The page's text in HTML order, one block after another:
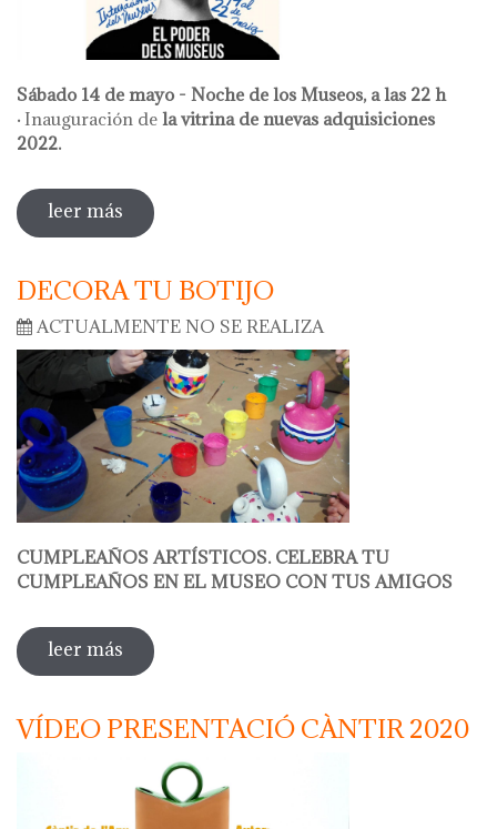
Sábado 14 de mayo - Noche de los Museos, a las 22 h
· Inauguración de la vitrina de nuevas adquisiciones
2022.
leer más sobre actividades entorno al dia
internacional de los museos 2022
DECORA TU BOTIJO
ACTUALMENTE NO SE REALIZA
CUMPLEAÑOS ARTÍSTICOS. CELEBRA TU
CUMPLEAÑOS EN EL MUSEO CON TUS AMIGOS
leer más sobre decora tu botijo
VÍDEO PRESENTACIÓ CÀNTIR 2020